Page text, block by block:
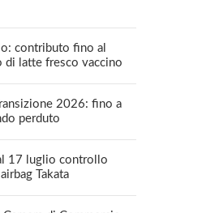
contributo fino al
di latte fresco vaccino
2026: fino a
perduto
17 luglio controllo
Takata